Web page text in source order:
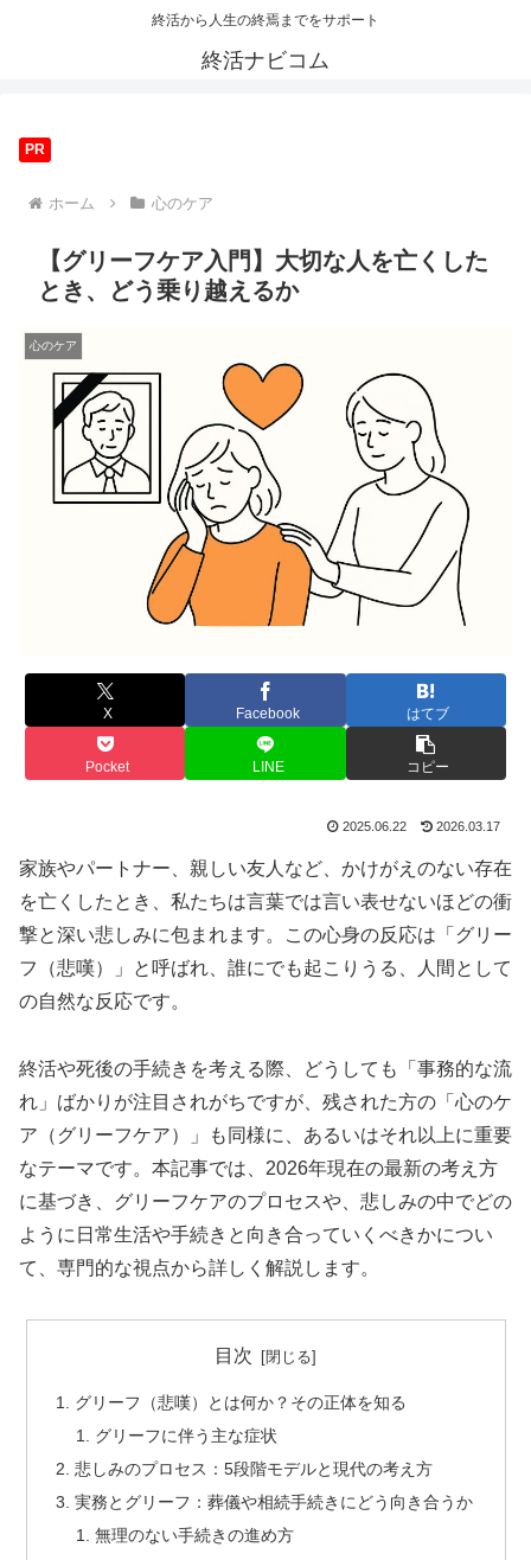
終活から人生の終焉までをサポート
終活ナビコム
PR
ホーム 心のケア
【グリーフケア入門】大切な人を亡くした
とき、どう乗り越えるか
心のケア
X Facebook はてブ
Pocket LINE コピー
2025.06.22 2026.03.17
家族やパートナー、親しい友人など、かけがえのない存在
を亡くしたとき、私たちは言葉では言い表せないほどの衝
撃と深い悲しみに包まれます。この心身の反応は「グリー
フ（悲嘆）」と呼ばれ、誰にでも起こりうる、人間として
の自然な反応です。
終活や死後の手続きを考える際、どうしても「事務的な流
れ」ばかりが注目されがちですが、残された方の「心のケ
ア（グリーフケア）」も同様に、あるいはそれ以上に重要
なテーマです。本記事では、2026年現在の最新の考え方
に基づき、グリーフケアのプロセスや、悲しみの中でどの
ように日常生活や手続きと向き合っていくべきかについ
て、専門的な視点から詳しく解説します。
目次
グリーフ（悲嘆）とは何か？その正体を知る
グリーフに伴う主な症状
悲しみのプロセス：5段階モデルと現代の考え方
実務とグリーフ：葬儀や相続手続きにどう向き合うか
無理のない手続きの進め方